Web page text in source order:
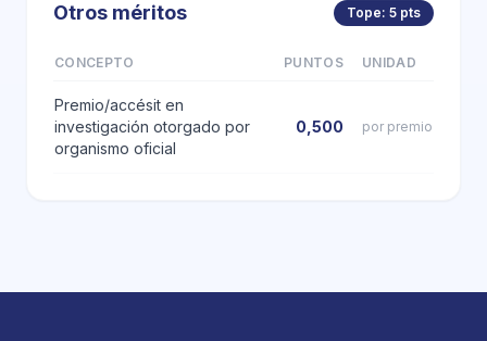
Otros méritos Tope: 5 pts
CONCEPTO PUNTOS UNIDAD
Premio/accésit en
investigación otorgado por
organismo oficial
0,500 por premio